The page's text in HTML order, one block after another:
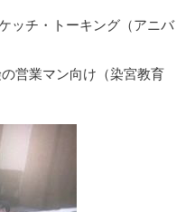
ッチ・トーキング（アニバ
営業マン向け（染宮教育